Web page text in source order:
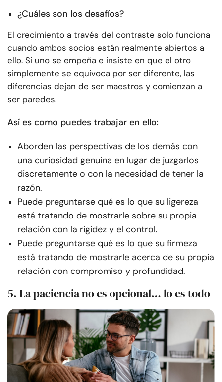
¿Cuáles son los desafíos?
El crecimiento a través del contraste solo funciona
cuando ambos socios están realmente abiertos a
ello. Si uno se empeña e insiste en que el otro
simplemente se equivoca por ser diferente, las
diferencias dejan de ser maestros y comienzan a
ser paredes.
Así es como puedes trabajar en ello:
Aborden las perspectivas de los demás con
una curiosidad genuina en lugar de juzgarlos
discretamente o con la necesidad de tener la
razón.
Puede preguntarse qué es lo que su ligereza
está tratando de mostrarle sobre su propia
relación con la rigidez y el control.
Puede preguntarse qué es lo que su firmeza
está tratando de mostrarle acerca de su propia
relación con compromiso y profundidad.
5. La paciencia no es opcional… lo es todo